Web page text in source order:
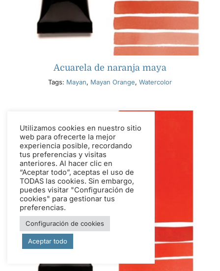
Acuarela de naranja maya
Tags: Mayan, Mayan Orange, Watercolor
Utilizamos cookies en nuestro sitio
web para ofrecerte la mejor
experiencia posible, recordando
tus preferencias y visitas
anteriores. Al hacer clic en
“Aceptar todo”, aceptas el uso de
TODAS las cookies. Sin embargo,
puedes visitar "Configuración de
cookies" para gestionar tus
preferencias.
Configuración de cookies
Aceptar todo